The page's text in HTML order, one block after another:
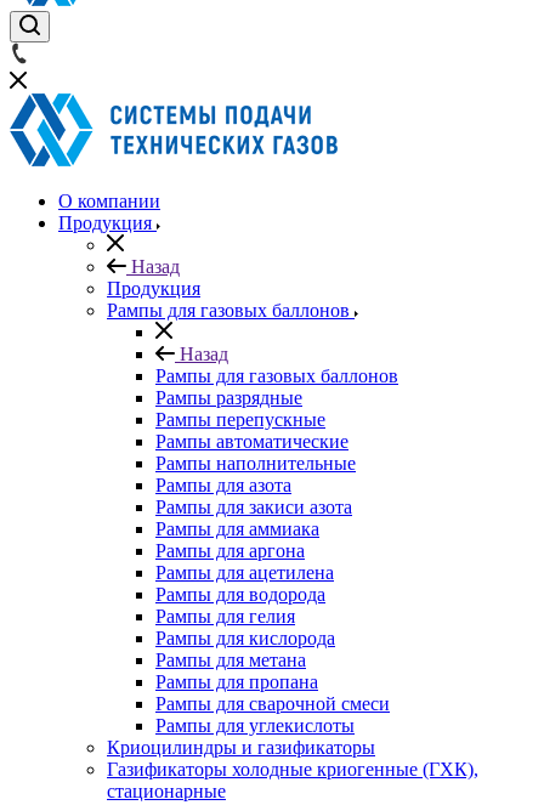
О компании
Продукция
Назад
Продукция
Рампы для газовых баллонов
Назад
Рампы для газовых баллонов
Рампы разрядные
Рампы перепускные
Рампы автоматические
Рампы наполнительные
Рампы для азота
Рампы для закиси азота
Рампы для аммиака
Рампы для аргона
Рампы для ацетилена
Рампы для водорода
Рампы для гелия
Рампы для кислорода
Рампы для метана
Рампы для пропана
Рампы для сварочной смеси
Рампы для углекислоты
Криоцилиндры и газификаторы
Газификаторы холодные криогенные (ГХК),
стационарные